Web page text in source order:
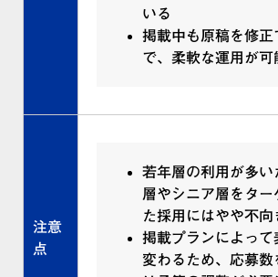
いる
掲載中も原稿を修正
で、柔軟な運用が可
注意
点
若年層の利用が多い
層やシニア層をター
た採用にはやや不向
掲載プランによって
変わるため、応募数